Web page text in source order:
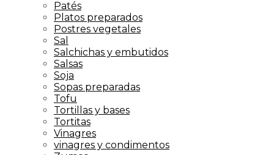
Patés
Platos preparados
Postres vegetales
Sal
Salchichas y embutidos
Salsas
Soja
Sopas preparadas
Tofu
Tortillas y bases
Tortitas
Vinagres
vinagres y condimentos